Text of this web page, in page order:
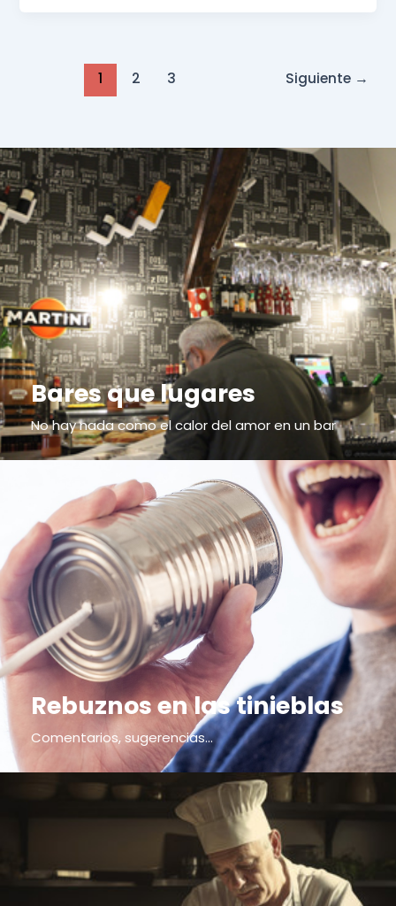
1 2 3 Siguiente →
Bares que lugares
No hay nada como el calor del amor en un bar
Rebuznos en las tinieblas
Comentarios, sugerencias...